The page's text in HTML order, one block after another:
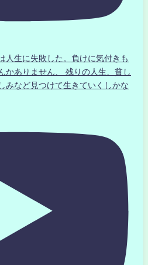
人生に失敗した。負けに気付きも
かありません、 残りの人生、貧し
みなど見つけて生きていくしかな